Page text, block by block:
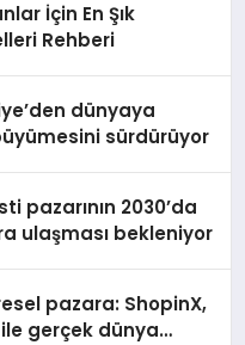
İçin En Şık
Rehberi
dünyaya
sürdürüyor
pazarının 2030’da
ulaşması bekleniyor
pazara: ShopinX,
gerçek dünya